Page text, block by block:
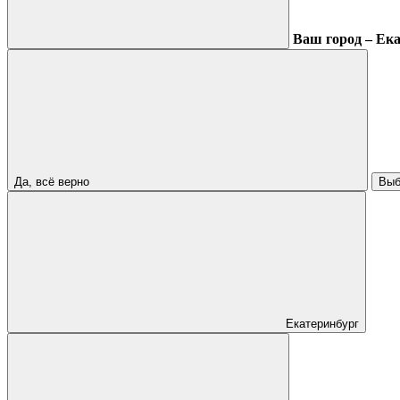
Ваш город –
Да, всё верно
Екатеринбург